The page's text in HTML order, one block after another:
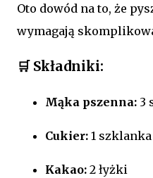
Oto dowód na to, że
wymagają
🛒 Składniki:
Mąka pszenna: 3
Cukier: 1 szklanka
Kakao: 2 łyżki